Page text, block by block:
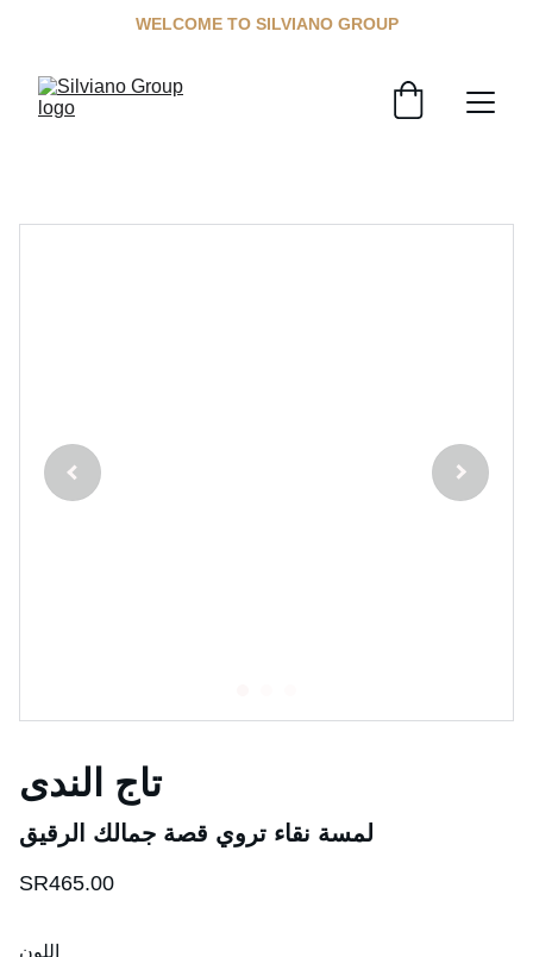
WELCOME TO SILVIANO GROUP
تاج الندى
لمسة نقاء تروي قصة جمالك الرقيق
SR465.00
اللون